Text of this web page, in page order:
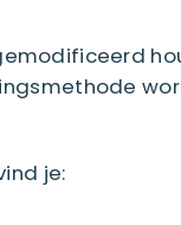
je: